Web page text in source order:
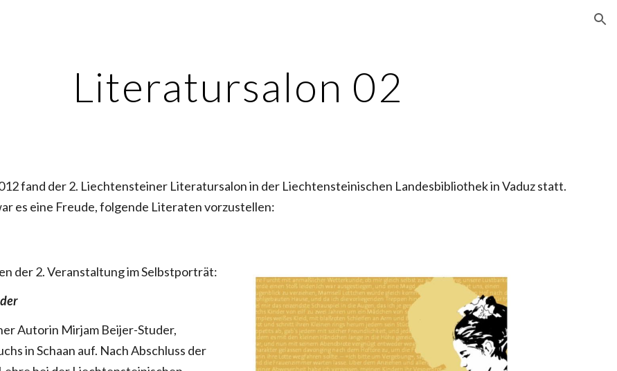
Literatursalon 02
fand der 2. Liechtensteiner Literatursalon in der Liechten­stei­ni­­schen Landesbibliothek in Vaduz statt.
es eine Freude, folgende Literaten vorzustellen:
der 2. Veranstaltung im Selbstporträt:
Autorin Mirjam Beijer-Studer,
in Schaan auf. Nach Abschluss der